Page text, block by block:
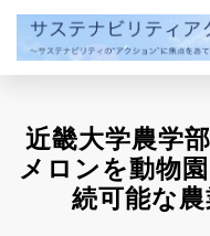
ン
近畿大学農学
メロンを動物
続可能な